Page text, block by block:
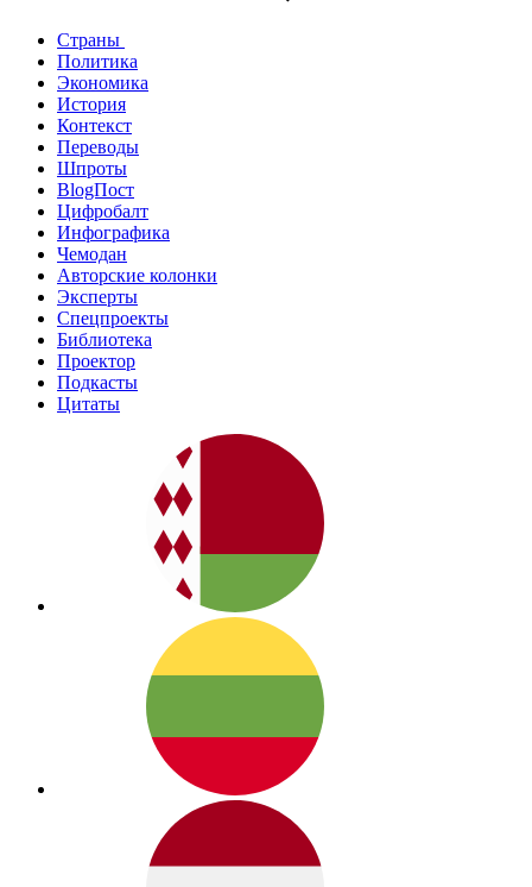
Страны
Политика
Экономика
История
Контекст
Переводы
Шпроты
BlogПост
Цифробалт
Инфографика
Чемодан
Авторские колонки
Эксперты
Спецпроекты
Библиотека
Проектор
Подкасты
Цитаты